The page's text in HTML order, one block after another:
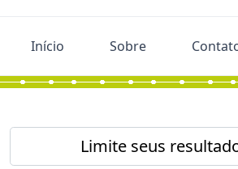
Início Sobre
Limite seus